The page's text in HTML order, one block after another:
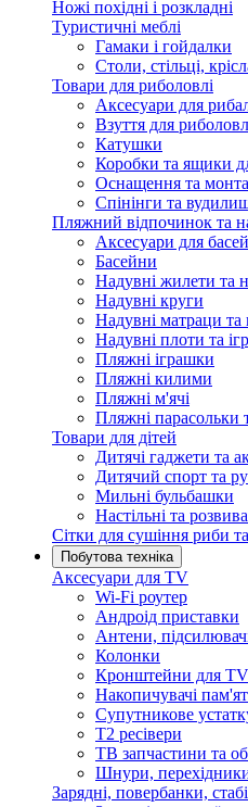
Ножі похідні і розкладні
Туристичні меблі
Гамаки і гойдалки
Столи, стільці,
Товари для риболовлі
Аксесуари для
Взуття для
Катушки
Коробки та ящики
Оснащення та
Спінінги та
Пляжний відпочинок та
Аксесуари для
Басейни
Надувні жилети та
Надувні круги
Надувні матраци
Надувні плоти та
Пляжні іграшки
Пляжні килими
Пляжні м'ячі
Пляжні парасольки
Товари для дітей
Дитячі гаджети та
Дитячий спорт та
Мильні бульбашки
Настільні та
Сітки для сушіння риби
Побутова техніка
Аксесуари для TV
Wi-Fi роутер
Андроід приставки
Антени,
Колонки
Кронштейни для TV
Накопичувачі
Супутникове
Т2 ресівери
ТВ запчастини та
Шнури,
Зарядні, повербанки,